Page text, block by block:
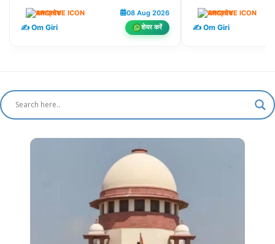
उत्तरप्रदेश 08 Aug 2026
✍️ Om Giri शेयर करें
उत्तरप्रदेश
✍️ Om Giri